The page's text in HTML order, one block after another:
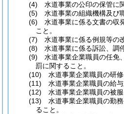
(4) 水道事業の公印の保管に
(5) 水道事業の組織機構及び
(6) 水道事業に係る文書の収
こと。
(7) 水道事業に係る例規等の
(8) 水道事業に係る訴訟、調
(9) 水道事業企業職員の任免
罰に関すること。
(10) 水道事業企業職員の研修
(11) 水道事業企業職員の給与
(12) 水道事業企業職員の被服
(13) 水道事業企業職員の勤
ること。